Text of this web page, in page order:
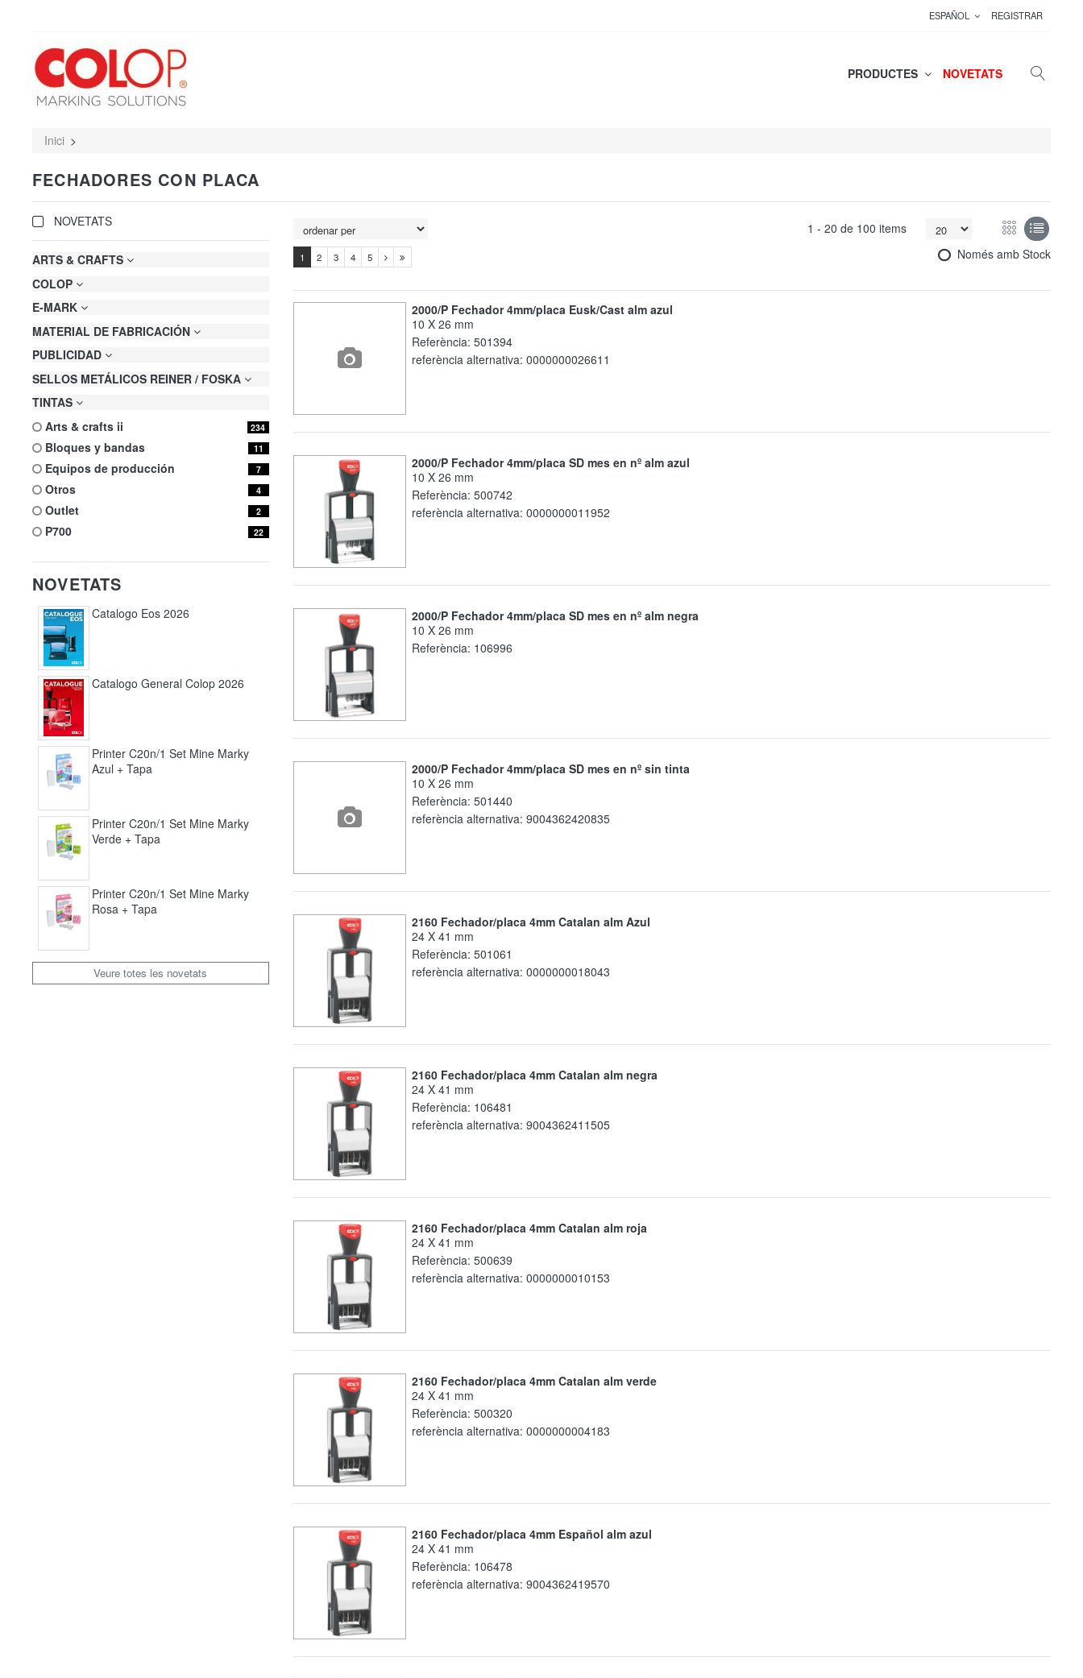
ESPAÑOL REGISTRAR
PRODUCTES NOVETATS
Inici
FECHADORES CON PLACA
NOVETATS
ARTS & CRAFTS
COLOP
E-MARK
MATERIAL DE FABRICACIÓN
PUBLICIDAD
SELLOS METÁLICOS REINER / FOSKA
TINTAS
arts & crafts ii
234
bloques y bandas 11
equipos de producción 7
otros 4
outlet 2
p700 22
NOVETATS
Catalogo Eos 2026
Catalogo General Colop 2026
Printer C20n/1 Set Mine Marky
Azul + Tapa
Printer C20n/1 Set Mine Marky
Verde + Tapa
Printer C20n/1 Set Mine Marky
Rosa + Tapa
Veure totes les novetats
1 - 20 de 100 items
1 2 3 4 5 Només amb Stock
2000/P Fechador 4mm/placa Eusk/Cast alm azul
10 X 26 mm
Referència: 501394
referència alternativa: 0000000026611
2000/P Fechador 4mm/placa SD mes en nº alm azul
10 X 26 mm
Referència: 500742
referència alternativa: 0000000011952
2000/P Fechador 4mm/placa SD mes en nº alm negra
10 X 26 mm
Referència: 106996
2000/P Fechador 4mm/placa SD mes en nº sin tinta
10 X 26 mm
Referència: 501440
referència alternativa: 9004362420835
2160 Fechador/placa 4mm Catalan alm Azul
24 X 41 mm
Referència: 501061
referència alternativa: 0000000018043
2160 Fechador/placa 4mm Catalan alm negra
24 X 41 mm
Referència: 106481
referència alternativa: 9004362411505
2160 Fechador/placa 4mm Catalan alm roja
24 X 41 mm
Referència: 500639
referència alternativa: 0000000010153
2160 Fechador/placa 4mm Catalan alm verde
24 X 41 mm
Referència: 500320
referència alternativa: 0000000004183
2160 Fechador/placa 4mm Español alm azul
24 X 41 mm
Referència: 106478
referència alternativa: 9004362419570